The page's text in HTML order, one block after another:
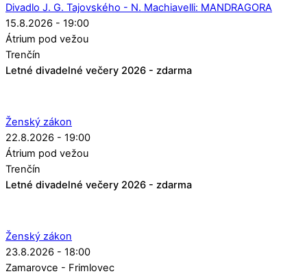
Divadlo J. G. Tajovského - N. Machiavelli: MANDRAGORA
15.8.2026 - 19:00
Átrium pod vežou
Trenčín
Letné divadelné večery 2026 - zdarma
Ženský zákon
22.8.2026 - 19:00
Átrium pod vežou
Trenčín
Letné divadelné večery 2026 - zdarma
Ženský zákon
23.8.2026 - 18:00
Zamarovce - Frimlovec